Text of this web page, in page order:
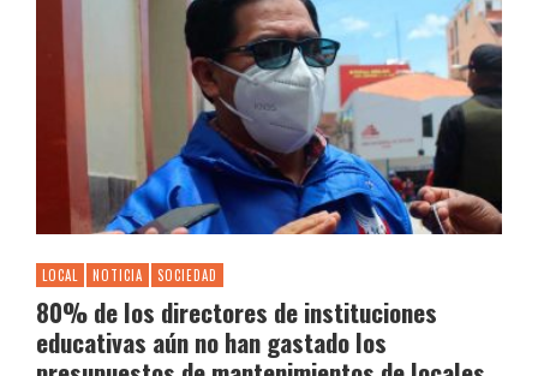
LOCAL NOTICIA SOCIEDAD
80% de los directores de instituciones
educativas aún no han gastado los